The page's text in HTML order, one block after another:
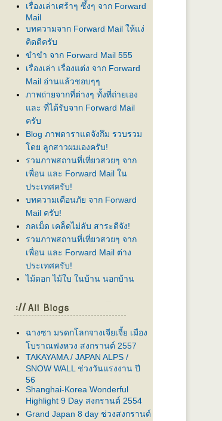
เรื่องเล่าเศร้าๆ ซึ้งๆ จาก Forward
Mail
บทความจาก Forward Mail ให้แง่
คิดดีครับ
ขำขำ จาก Forward Mail 555
เรื่องเล่า เรื่องแต่ง จาก Forward
Mail อ่านแล้วชอบๆๆ
ภาพถ่ายจากที่ต่างๆ ทั้งที่ถ่ายเอง
ละ ที่ได้รับจาก Forward Mail
ครับ
Blog ภาพดาราแดจังกึม รวบรวม
ดย ลูกสาวผมเองครับ!
รวมภาพสถานที่เที่ยวสวยๆ จาก
เพื่อน และ Forward Mail ใน
ประเทศครับ!
บทความเตือนภัย จาก Forward
Mail ครับ!
กลเม็ด เคล็ดไม่ลับ สาระดีจัง!
รวมภาพสถานที่เที่ยวสวยๆ จาก
เพื่อน และ Forward Mail ต่าง
ประเทศครับ!
ไม้ดอก ไม้ใบ ในบ้าน นอกบ้าน
ฉางซา มรดกโลกจางเจียเจี้ย เมือง
บราณฟงหวง สงกรานต์ 2557
TAKAYAMA / JAPAN ALPS /
SNOW WALL ช่วงวันแรงงาน ปี
56
Shanghai-Korea Wonderful
Highlight 9 Day สงกรานต์ 2554
Grand Japan 8 day ช่วงสงกรานต์